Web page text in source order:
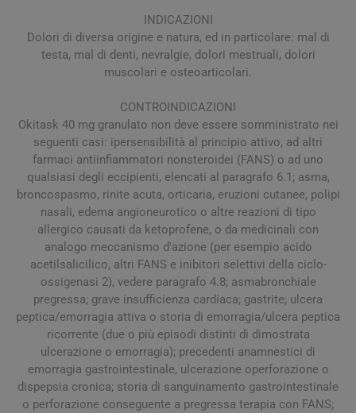
INDICAZIONI
Dolori di diversa origine e natura, ed in particolare: mal di
testa, mal di denti, nevralgie, dolori mestruali, dolori
muscolari e osteoarticolari.
CONTROINDICAZIONI
Okitask 40 mg granulato non deve essere somministrato nei
seguenti casi: ipersensibilità al principio attivo, ad altri
farmaci antiinfiammatori nonsteroidei (FANS) o ad uno
qualsiasi degli eccipienti, elencati al paragrafo 6.1; asma,
broncospasmo, rinite acuta, orticaria, eruzioni cutanee, polipi
nasali, edema angioneurotico o altre reazioni di tipo
allergico causati da ketoprofene, o da medicinali con
analogo meccanismo d'azione (per esempio acido
acetilsalicilico, altri FANS e inibitori selettivi della ciclo-
ossigenasi 2), vedere paragrafo 4.8; asmabronchiale
pregressa; grave insufficienza cardiaca; gastrite; ulcera
peptica/emorragia attiva o storia di emorragia/ulcera peptica
ricorrente (due o più episodi distinti di dimostrata
ulcerazione o emorragia); precedenti anamnestici di
emorragia gastrointestinale, ulcerazione operforazione o
dispepsia cronica; storia di sanguinamento gastrointestinale
o perforazione conseguente a pregressa terapia con FANS;